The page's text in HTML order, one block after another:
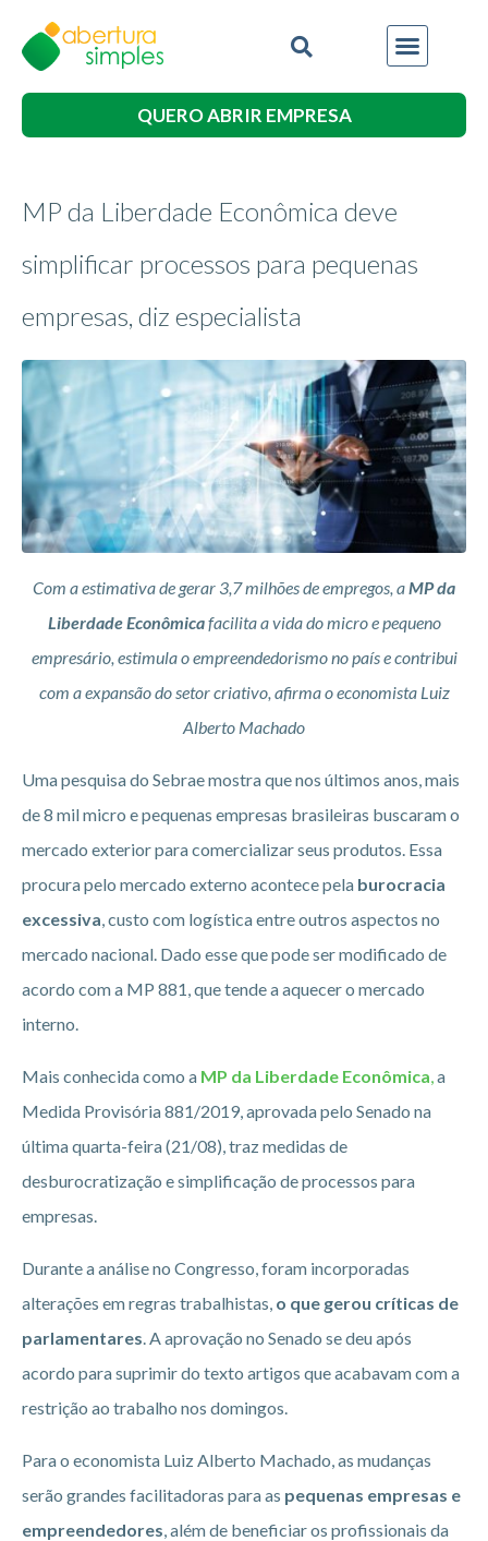
QUERO ABRIR EMPRESA
MP da Liberdade Econômica deve
simplificar processos para pequenas
empresas, diz especialista
Com a estimativa de gerar 3,7 milhões de empregos, aMP da
Liberdade Econômicafacilita a vida do micro e pequeno
empresário, estimula o empreendedorismo no país e contribui
com a expansão do setor criativo, afirma o economista Luiz
Alberto Machado
Uma pesquisa do Sebrae mostra que nos últimos anos, mais
de 8 mil micro e pequenas empresas brasileiras buscaram o
mercado exterior para comercializar seus produtos. Essa
procura pelo mercado externo acontece pela burocracia
excessiva, custo com logística entre outros aspectos no
mercado nacional. Dado esse que pode ser modificado de
acordo com a MP 881, que tende a aquecer o mercado
interno.
Mais conhecida como a MP da Liberdade Econômica,a
Medida Provisória 881/2019, aprovada pelo Senado na
última quarta-feira (21/08), traz medidas de
desburocratização e simplificação de processos para
empresas.
Durante a análise no Congresso, foram incorporadas
alterações em regras trabalhistas, o que gerou críticas de
parlamentares. A aprovação no Senado se deu após
acordo para suprimir do texto artigos que acabavam com a
restrição ao trabalho nos domingos.
Para o economista Luiz Alberto Machado, as mudanças
serão grandes facilitadoras para as pequenas empresas e
empreendedores, além de beneficiar os profissionais da